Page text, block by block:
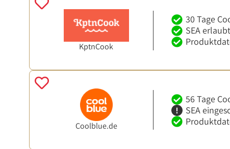
KptnCook
30 Tage
SEA erlaubt
Coolblue.de
56 Tage
SEA